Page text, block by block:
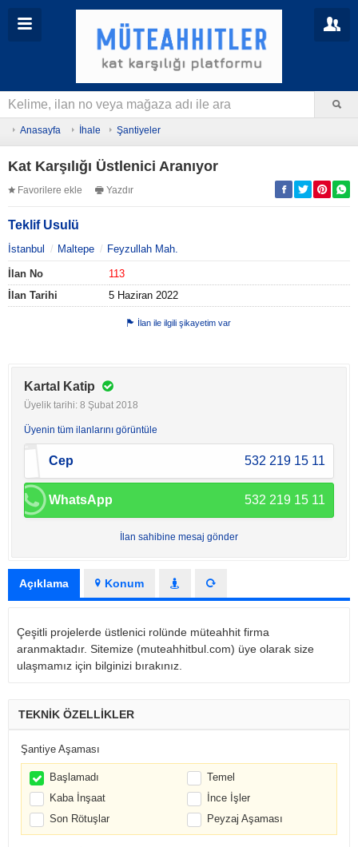
Anasayfa İhale Şantiyeler
Kat Karşılığı Üstlenici Aranıyor
Favorilere ekle Yazdır
Teklif Usulü
İstanbul Maltepe Feyzullah Mah.
İlan No
113
İlan Tarihi
5 Haziran 2022
İlan ile ilgili şikayetim var
Kartal Katip
Üyelik tarihi: 8 Şubat 2018
Üyenin tüm ilanlarını görüntüle
Cep 532 219 15 11
WhatsApp 532 219 15 11
İlan sahibine mesaj gönder
Açıklama Konum
Çeşitli projelerde üstlenici rolünde müteahhit firma
aranmaktadır. Sitemize (muteahhitbul.com) üye olarak size
ulaşmamız için bilginizi bırakınız.
TEKNİK ÖZELLİKLER
Şantiye Aşaması
Başlamadı
Temel
Kaba İnşaat
İnce İşler
Son Rötuşlar
Peyzaj Aşaması